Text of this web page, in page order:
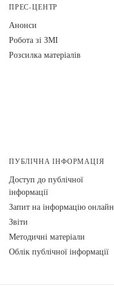
ПРЕС-ЦЕНТР
Анонси
Робота зі ЗМІ
Розсилка матеріалів
ПУБЛІЧНА ІНФОРМАЦІЯ
Доступ до публічної
інформації
Запит на інформацію онлайн
Звіти
Методичні матеріали
Облік публічної інформації